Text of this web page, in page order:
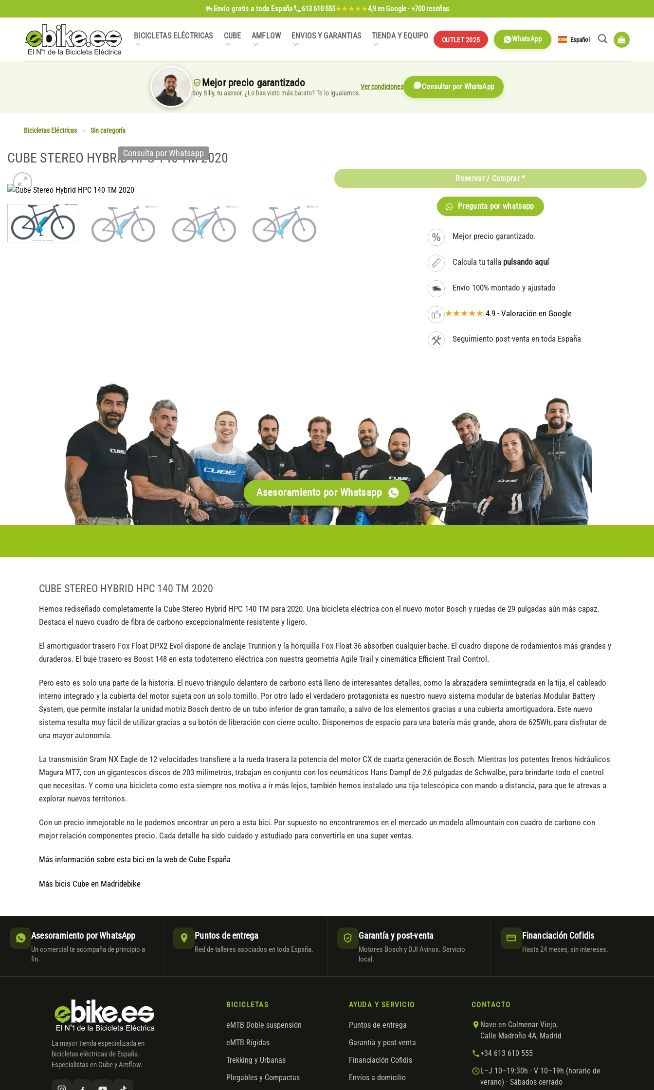
al
contenido
Envío gratis a toda España 613 610 555★★★★★4,9en Google · +700 reseñas
BICICLETAS ELÉCTRICAS CUBE AMFLOW ENVIOS Y GARANTIAS TIENDA Y EQUIPO OUTLET 2025 WhatsApp Español
Mejor precio garantizado
Soy Billy, tu asesor. ¿Lo has visto más barato? Te lo igualamos.
Ver condiciones Consultar por WhatsApp
Bicicletas Eléctricas > Sin categoría
CUBE STEREO HYBRID HPC 140 TM 2020
Consulta por Whatsapp
Reservar / Comprar *
Pregunta por whatsapp
Mejor precio garantizado.
Calcula tu talla pulsando aquí
Envío 100% montado y ajustado
★★★★★ 4.9 - Valoración en Google
Seguimiento post-venta en toda España
Asesoramiento por Whatsapp
CUBE STEREO HYBRID HPC 140 TM 2020
Hemos rediseñado completamente la Cube Stereo Hybrid HPC 140 TM para 2020. Una bicicleta eléctrica con el nuevo motor Bosch y ruedas de 29 pulgadas aún más capaz.
Destaca el nuevo cuadro de fibra de carbono excepcionalmente resistente y ligero.
El amortiguador trasero Fox Float DPX2 Evol dispone de anclaje Trunnion y la horquilla Fox Float 36 absorben cualquier bache. El cuadro dispone de rodamientos más grandes y
duraderos. El buje trasero es Boost 148 en esta todoterreno eléctrica con nuestra geometría Agile Trail y cinemática Efficient Trail Control.
Pero esto es solo una parte de la historia. El nuevo triángulo delantero de carbono está lleno de interesantes detalles, como la abrazadera semiintegrada en la tija, el cableado
interno integrado y la cubierta del motor sujeta con un solo tornillo. Por otro lado el verdadero protagonista es nuestro nuevo sistema modular de baterías Modular Battery
System, que permite instalar la unidad motriz Bosch dentro de un tubo inferior de gran tamaño, a salvo de los elementos gracias a una cubierta amortiguadora. Este nuevo
sistema resulta muy fácil de utilizar gracias a su botón de liberación con cierre oculto. Disponemos de espacio para una batería más grande, ahora de 625Wh, para disfrutar de
una mayor autonomía.
La transmisión Sram NX Eagle de 12 velocidades transfiere a la rueda trasera la potencia del motor CX de cuarta generación de Bosch. Mientras los potentes frenos hidráulicos
Magura MT7, con un gigantescos discos de 203 milímetros, trabajan en conjunto con los neumáticos Hans Dampf de 2,6 pulgadas de Schwalbe, para brindarte todo el control
que necesitas. Y como una bicicleta como esta siempre nos motiva a ir más lejos, también hemos instalado una tija telescópica con mando a distancia, para que te atrevas a
explorar nuevos territorios.
Con un precio inmejorable no le podemos encontrar un pero a esta bici. Por supuesto no encontraremos en el mercado un modelo allmountain con cuadro de carbono con
mejor relación componentes precio. Cada detalle ha sido cuidado y estudiado para convertirla en una super ventas.
Más información sobre esta bici en la web de Cube España
Más bicis Cube en Madridebike
Asesoramiento por WhatsApp
Un comercial te acompaña de principio a
fin.
Puntos de entrega
Red de talleres asociados en toda España.
Garantía y post-venta
Motores Bosch y DJI Avinox. Servicio
local.
Financiación Cofidis
Hasta 24 meses, sin intereses.
La mayor tienda especializada en
bicicletas eléctricas de España.
Especialistas en Cube y Amflow.
BICICLETAS
eMTB Doble suspensión
eMTB Rígidas
Trekking y Urbanas
Plegables y Compactas
AYUDA Y SERVICIO
Puntos de entrega
Garantía y post-venta
Financiación Cofidis
Envíos a domicilio
CONTACTO
Nave en Colmenar Viejo,
Calle Madroño 4A, Madrid
+34 613 610 555
L–J 10–19:30h · V 10–19h (horario de
verano) · Sábados cerrado